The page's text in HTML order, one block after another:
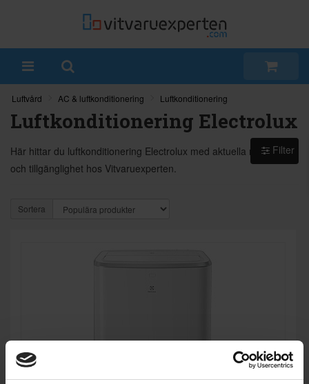
Luftvård AC & luftkonditionering Luftkonditionering
Luftkonditionering Electrolux
Här hittar du luftkonditionering Electrolux med aktuella modeller
och tillgänglighet hos Vitvaruexperten.
Sortera
Filter